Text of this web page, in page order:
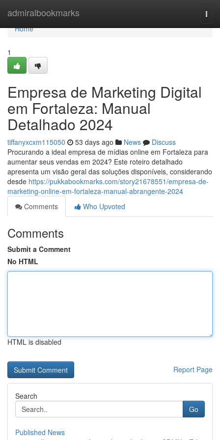
admiralbookmarks
Home
Home
1
Empresa de Marketing Digital
em Fortaleza: Manual
Detalhado 2024
tiffanyxcxm115050 53 days ago News
Discuss
Procurando a ideal empresa de mídias online em Fortaleza para
aumentar seus vendas em 2024? Este roteiro detalhado
apresenta um visão geral das soluções disponíveis, considerando
desde https://pukkabookmarks.com/story21678551/empresa-de-
marketing-online-em-fortaleza-manual-abrangente-2024
Comments
Who Upvoted
Comments
Submit a Comment
No HTML
HTML is disabled
Report Page
Search
Go
Published News